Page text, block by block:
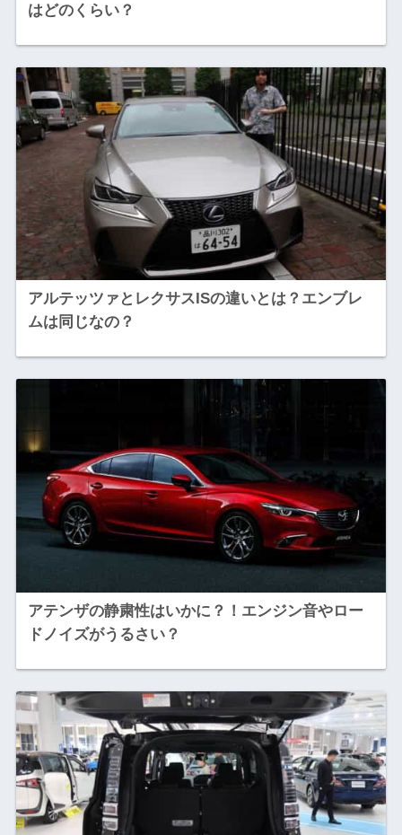
はどのくらい？
アルテッツァとレクサスISの違いとは？エンブレ
ムは同じなの？
アテンザの静粛性はいかに？！エンジン音やロー
ドノイズがうるさい？